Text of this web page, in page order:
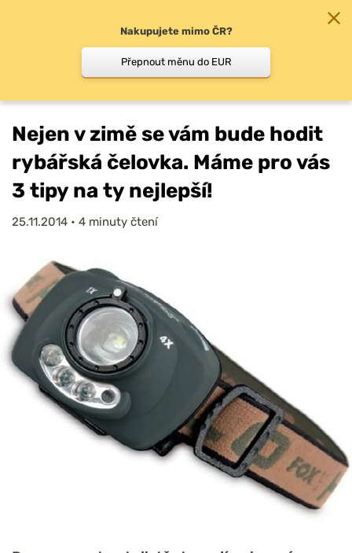
Recenze Nejen v zimě se vám bude…
Nejen v zimě se vám bude hodit
rybářská čelovka. Máme pro vás
3 tipy na ty nejlepší!
25.11.2014 • 4 minuty čtení
Nakupujete mimo ČR?
Přepnout měnu do EUR